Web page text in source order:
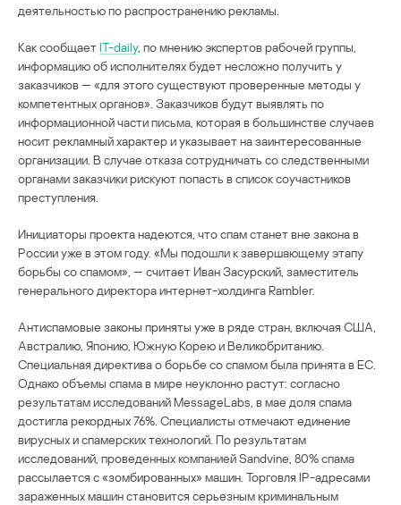
деятельностью по распространению рекламы.
Как сообщаетIT-daily, по мнению экспертов рабочей группы,
информацию об исполнителях будет несложно получить у
заказчиков — «для этого существуют проверенные методы у
компетентных органов». Заказчиков будут выявлять по
информационной части письма, которая в большинстве случаев
носит рекламный характер и указывает на заинтересованные
организации. В случае отказа сотрудничать со следственными
органами заказчики рискуют попасть в список соучастников
преступления.
Инициаторы проекта надеются, что спам станет вне закона в
России уже в этом году. «Мы подошли к завершающему этапу
борьбы со спамом», — считает Иван Засурский, заместитель
генерального директора интернет-холдинга Rambler.
Антиспамовые законы приняты уже в ряде стран, включая США,
Австралию, Японию, Южную Корею и Великобританию.
Специальная директива о борьбе со спамом была принята в ЕС.
Однако объемы спама в мире неуклонно растут: согласно
результатам исследований MessageLabs, в мае доля спама
достигла рекордных 76%. Специалисты отмечают единение
вирусных и спамерских технологий. По результатам
исследований, проведенных компанией Sandvine, 80% спама
рассылается с «зомбированных» машин. Торговля IP-адресами
зараженных машин становится серьезным криминальным